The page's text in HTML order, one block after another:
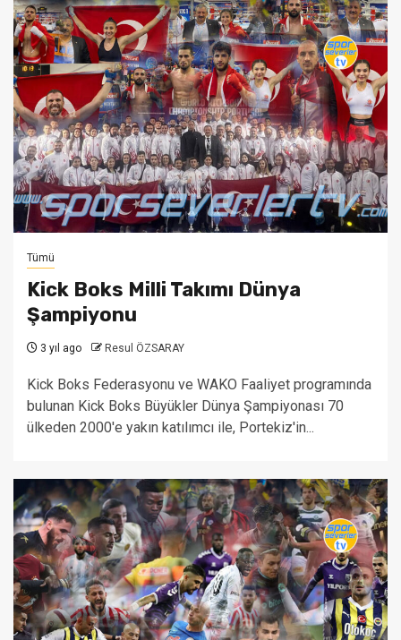
Tümü
Kick Boks Milli Takımı Dünya
Şampiyonu
3 yıl ago Resul ÖZSARAY
Kick Boks Federasyonu ve WAKO Faaliyet programında
bulunan Kick Boks Büyükler Dünya Şampiyonası 70
ülkeden 2000'e yakın katılımcı ile, Portekiz'in...